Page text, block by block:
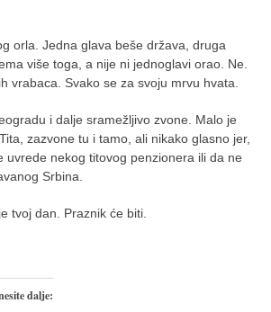
orla. Jedna glava beše država, druga
više toga, a nije ni jednoglavi orao. Ne.
vrabaca. Svako se za svoju mrvu hvata.
i dalje sramežljivo zvone. Malo je
zazvone tu i tamo, ali nikako glasno jer,
uvrede nekog titovog penzionera ili da ne
Srbina.
tvoj dan. Praznik će biti.
dalje: